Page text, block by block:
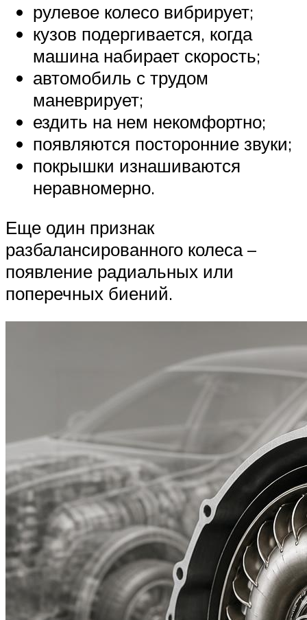
рулевое колесо вибрирует;
кузов подергивается, когда
машина набирает скорость;
автомобиль с трудом
маневрирует;
ездить на нем некомфортно;
появляются посторонние звуки;
покрышки изнашиваются
неравномерно.
Еще один признак
разбалансированного колеса –
появление радиальных или
поперечных биений.